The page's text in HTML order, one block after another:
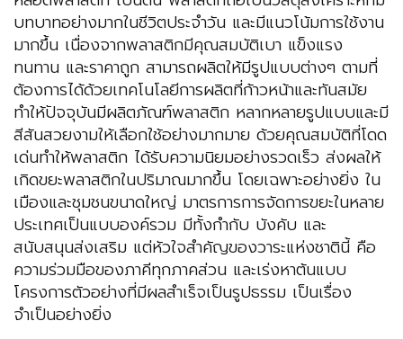
บทบาทอย่างมากในชีวิตประจำวัน และมีแนวโน้มการใช้งาน
มากขึ้น เนื่องจากพลาสติกมีคุณสมบัติเบา แข็งแรง
ทนทาน และราคาถูก สามารถผลิตให้มีรูปแบบต่างๆ ตามที่
ต้องการได้ด้วยเทคโนโลยีการผลิตที่ก้าวหน้าและทันสมัย
ทำให้ปัจจุบันมีผลิตภัณฑ์พลาสติก หลากหลายรูปแบบและมี
สีสันสวยงามให้เลือกใช้อย่างมากมาย ด้วยคุณสมบัติที่โดด
เด่นทำให้พลาสติก ได้รับความนิยมอย่างรวดเร็ว ส่งผลให้
เกิดขยะพลาสติกในปริมาณมากขึ้น โดยเฉพาะอย่างยิ่ง ใน
เมืองและชุมชนขนาดใหญ่ มาตรการการจัดการขยะในหลาย
ประเทศเป็นแบบองค์รวม มีทั้งกำกับ บังคับ และ
สนับสนุนส่งเสริม แต่หัวใจสำคัญของวาระแห่งชาตินี้ คือ
ความร่วมมือของภาคีทุกภาคส่วน และเร่งหาต้นแบบ
โครงการตัวอย่างที่มีผลสำเร็จเป็นรูปธรรม เป็นเรื่อง
จำเป็นอย่างยิ่ง